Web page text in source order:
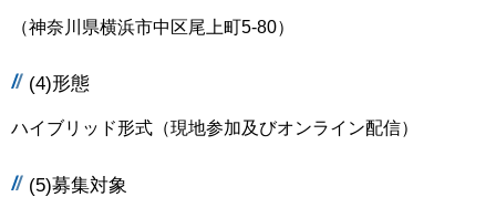
（神奈川県横浜市中区尾上町5-80）
(4)形態
ハイブリッド形式（現地参加及びオンライン配信）
(5)募集対象